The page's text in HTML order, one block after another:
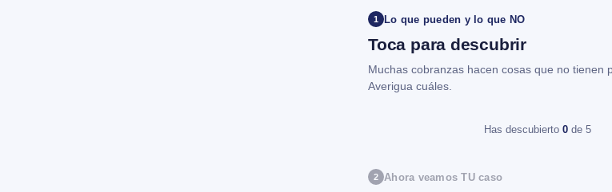
1 Lo que pueden y lo que NO
Toca para descubrir
Muchas cobranzas hacen cosas que no tienen
Averigua cuáles.
Has descubierto 0 de 5
2 Ahora veamos TU caso